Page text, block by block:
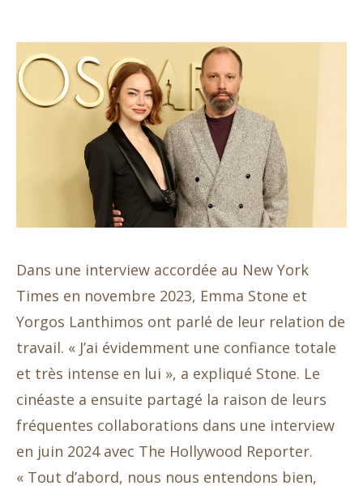
Dans une interview accordée au New York
Times en novembre 2023, Emma Stone et
Yorgos Lanthimos ont parlé de leur relation de
travail. « J’ai évidemment une confiance totale
et très intense en lui », a expliqué Stone. Le
cinéaste a ensuite partagé la raison de leurs
fréquentes collaborations dans une interview
en juin 2024 avec The Hollywood Reporter.
« Tout d’abord, nous nous entendons bien,